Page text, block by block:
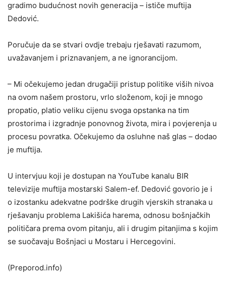
gradimo budućnost novih generacija – ističe muftija
Dedović.
Poručuje da se stvari ovdje trebaju rješavati razumom,
uvažavanjem i priznavanjem, a ne ignorancijom.
– Mi očekujemo jedan drugačiji pristup politike viših nivoa
na ovom našem prostoru, vrlo složenom, koji je mnogo
propatio, platio veliku cijenu svoga opstanka na tim
prostorima i izgradnje ponovnog života, mira i povjerenja u
procesu povratka. Očekujemo da osluhne naš glas – dodao
je muftija.
U intervjuu koji je dostupan na YouTube kanalu BIR
televizije muftija mostarski Salem-ef. Dedović govorio je i
o izostanku adekvatne podrške drugih vjerskih stranaka u
rješavanju problema Lakišića harema, odnosu bošnjačkih
političara prema ovom pitanju, ali i drugim pitanjima s kojim
se suočavaju Bošnjaci u Mostaru i Hercegovini.
(Preporod.info)